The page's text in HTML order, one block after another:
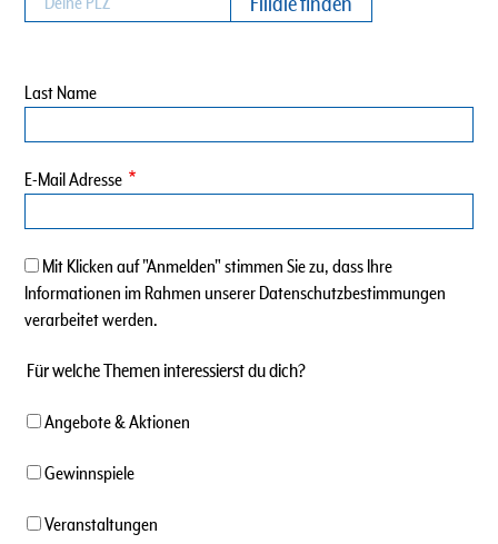
E-Mail Adresse
Last Name
Mit Klicken auf "Anmelden" stimmen Sie zu, dass Ihre
Informationen im Rahmen unserer Datenschutzbestimmungen
verarbeitet werden.
Für welche Themen interessierst du dich?
Angebote & Aktionen
Gewinnspiele
Veranstaltungen